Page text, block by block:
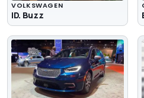
VOLKSWAGEN
ID. Buzz